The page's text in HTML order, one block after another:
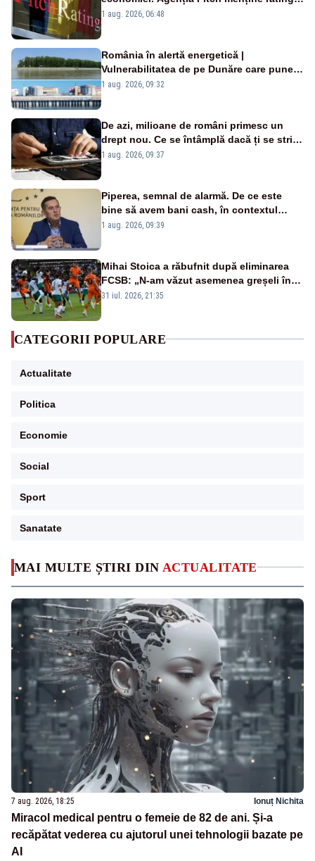
MAI MULTE ȘTIRI DIN ACTUALITATE
7 aug. 2026, 18:25 Ionuț Nichita
Miracol medical pentru o femeie de 82 de ani. Și-a
recăpătat vederea cu ajutorul unei tehnologii bazate pe
AI
„BBB-” cu perspectivă negativă
1 aug. 2026, 06:48
România în alertă energetică |
Vulnerabilitatea de pe Dunăre care pune
în pericol Centrala Cernavodă era
1 aug. 2026, 09:32
De azi, milioane de români primesc un
drept nou. Ce se întâmplă dacă ți se strică
un produs
1 aug. 2026, 09:37
Piperea, semnal de alarmă. De ce este
bine să avem bani cash, în contextul
alertei energetice?
1 aug. 2026, 09:39
Mihai Stoica a răbufnit după eliminarea
FCSB: „N-am văzut asemenea greșeli în
190 de meciuri europene”
31 iul. 2026, 21:35
CATEGORII POPULARE
Actualitate
Politica
Economie
Social
Sport
Sanatate